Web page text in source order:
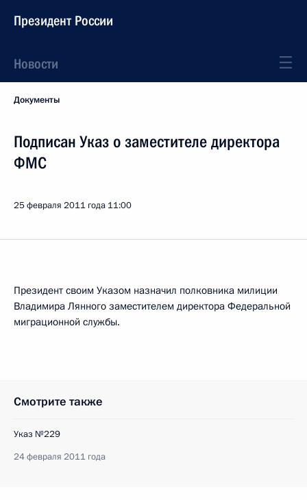
Президент России
Новости
Документы
Подписан Указ о заместителе директора
ФМС
25 февраля 2011 года 11:00
Президент своим Указом назначил полковника милиции
Владимира Лянного заместителем директора Федеральной
миграционной службы.
Смотрите также
Указ №229
24 февраля 2011 года